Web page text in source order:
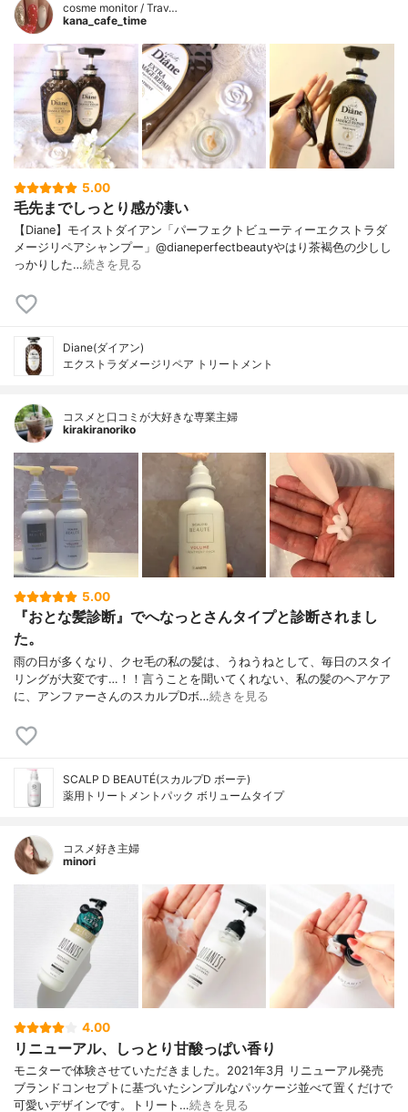
cosme monitor / Trav…
kana_cafe_time
5.00
毛先までしっとり感が凄い
【Diane】モイストダイアン「パーフェクトビューティーエクストラダ
メージリペアシャンプー」@dianeperfectbeautyやはり茶褐色の少しし
っかりした…続きを見る
Diane(ダイアン)
エクストラダメージリペア トリートメント
コスメと口コミが大好きな専業主婦
kirakiranoriko
5.00
『おとな髪診断』でへなっとさんタイプと診断されまし
た。
雨の日が多くなり、クセ毛の私の髪は、うねうねとして、毎日のスタイ
リングが大変です…！！言うことを聞いてくれない、私の髪のヘアケア
に、アンファーさんのスカルプDボ…続きを見る
SCALP D BEAUTÉ(スカルプD ボーテ)
薬用トリートメントパック ボリュームタイプ
コスメ好き主婦
minori
4.00
リニューアル、しっとり甘酸っぱい香り
モニターで体験させていただきました。2021年3月 リニューアル発売
ブランドコンセプトに基づいたシンプルなパッケージ並べて置くだけで
可愛いデザインです。トリート…続きを見る